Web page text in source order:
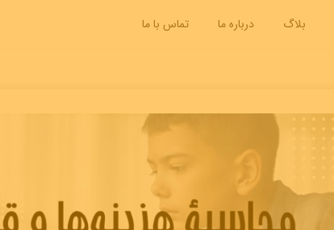
بلاگ درباره ما تماس با ما